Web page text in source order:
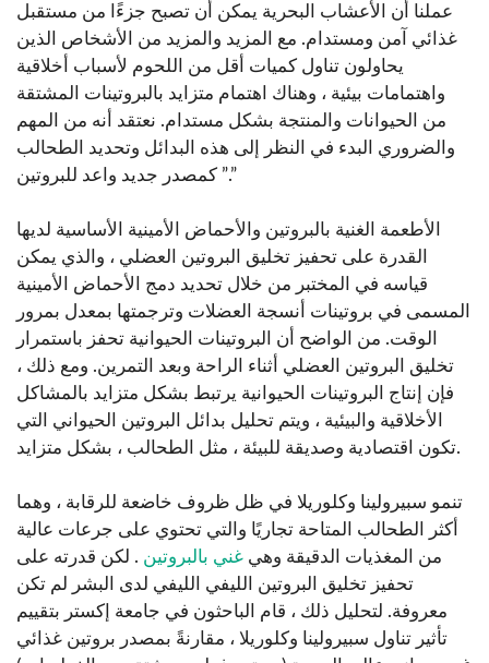
عملنا أن الأعشاب البحرية يمكن أن تصبح جزءًا من مستقبل
غذائي آمن ومستدام. مع المزيد والمزيد من الأشخاص الذين
يحاولون تناول كميات أقل من اللحوم لأسباب أخلاقية
واهتمامات بيئية ، وهناك اهتمام متزايد بالبروتينات المشتقة
من الحيوانات والمنتجة بشكل مستدام. نعتقد أنه من المهم
والضروري البدء في النظر إلى هذه البدائل وتحديد الطحالب
كمصدر جديد واعد للبروتين ”.”
الأطعمة الغنية بالبروتين والأحماض الأمينية الأساسية لديها
القدرة على تحفيز تخليق البروتين العضلي ، والذي يمكن
قياسه في المختبر من خلال تحديد دمج الأحماض الأمينية
المسمى في بروتينات أنسجة العضلات وترجمتها بمعدل بمرور
الوقت. من الواضح أن البروتينات الحيوانية تحفز باستمرار
تخليق البروتين العضلي أثناء الراحة وبعد التمرين. ومع ذلك ،
فإن إنتاج البروتينات الحيوانية يرتبط بشكل متزايد بالمشاكل
الأخلاقية والبيئية ، ويتم تحليل بدائل البروتين الحيواني التي
تكون اقتصادية وصديقة للبيئة ، مثل الطحالب ، بشكل متزايد.
تنمو سبيرولينا وكلوريلا في ظل ظروف خاضعة للرقابة ، وهما
أكثر الطحالب المتاحة تجاريًا والتي تحتوي على جرعات عالية
من المغذيات الدقيقة وهي غني بالبروتين . لكن قدرته على
تحفيز تخليق البروتين الليفي الليفي لدى البشر لم تكن
معروفة. لتحليل ذلك ، قام الباحثون في جامعة إكستر بتقييم
تأثير تناول سبيرولينا وكلوريلا ، مقارنةً بمصدر بروتين غذائي